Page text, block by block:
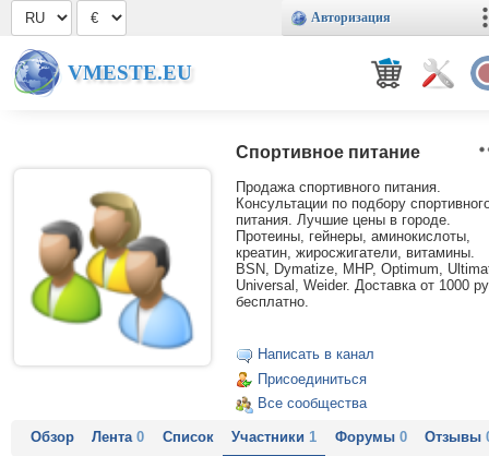
Авторизация
VMESTE.EU
Спортивное питание
Продажа спортивного питания.
Консультации по подбору
питания. Лучшие цены в городе.
Протеины, гейнеры, аминокислоты,
креатин, жиросжигатели, витамины.
BSN, Dymatize, MHP, Optimum,
Universal, Weider. Доставка от 1000
бесплатно.
Написать в канал
Присоединиться
Все сообщества
Обзор Лента0 Список Участники1 Форумы 0 Отзывы